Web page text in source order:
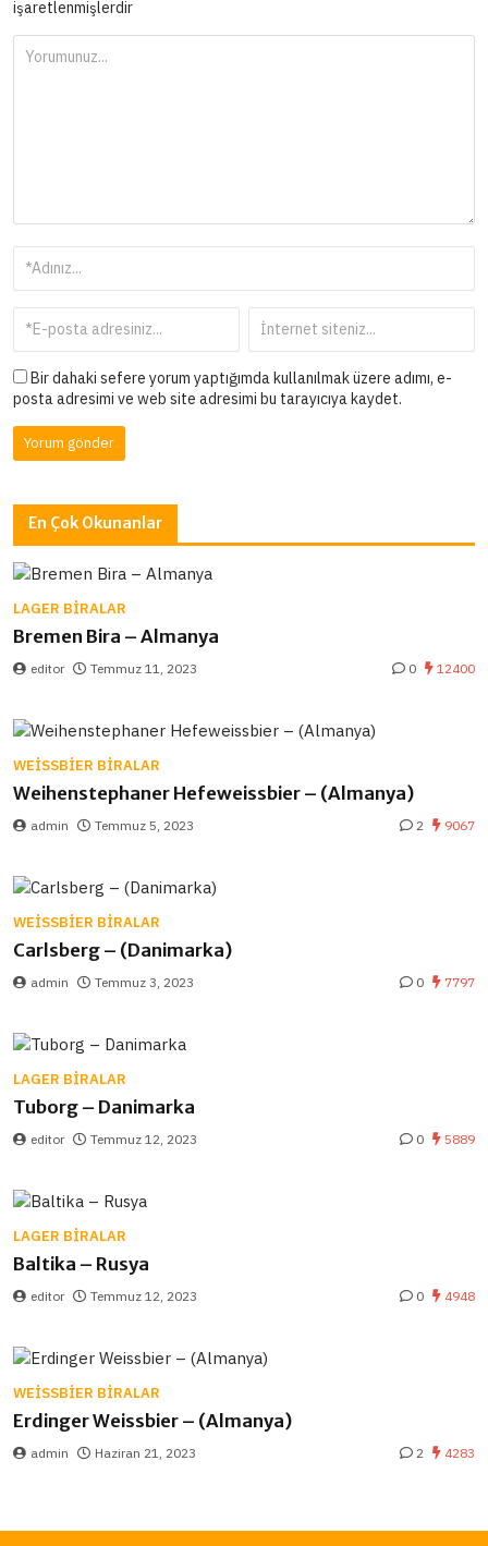
işaretlenmişlerdir
Bir dahaki sefere yorum yaptığımda kullanılmak üzere adımı, e-
posta adresimi ve web site adresimi bu tarayıcıya kaydet.
En Çok Okunanlar
LAGER BIRALAR
Bremen Bira – Almanya
editor Temmuz 11, 2023 0 12400
WEISSBIER BIRALAR
Weihenstephaner Hefeweissbier – (Almanya)
admin Temmuz 5, 2023 2 9067
WEISSBIER BIRALAR
Carlsberg – (Danimarka)
admin Temmuz 3, 2023 0 7797
LAGER BIRALAR
Tuborg – Danimarka
editor Temmuz 12, 2023 0 5889
LAGER BIRALAR
Baltika – Rusya
editor Temmuz 12, 2023 0 4948
WEISSBIER BIRALAR
Erdinger Weissbier – (Almanya)
admin Haziran 21, 2023 2 4283